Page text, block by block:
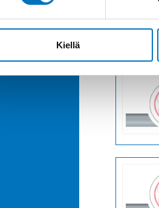
Kiellä